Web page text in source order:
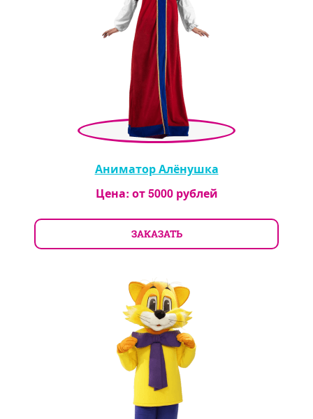
Аниматор Алёнушка
Цена: от5000рублей
ЗАКАЗАТЬ